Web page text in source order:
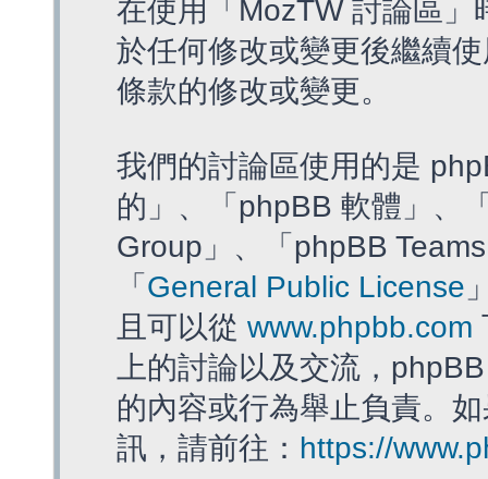
在使用「MozTW 討論區
於任何修改或變更後繼續
條款的修改或變更。
我們的討論區使用的是
的」、「phpBB 軟體」、
Group」、「phpBB
「 General Public License
且可以從 www.phpbb.com
上的討論以及交流，
的內容或行為舉止負責。
訊，請前往： https://